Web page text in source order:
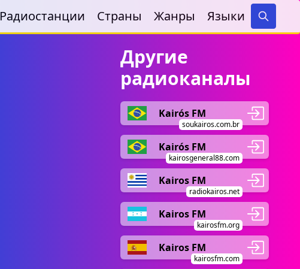
Радиостанции Страны Жанры Языки
Search
Другие
радиоканалы
Kairós FM
soukairos.com.br
Kairós FM
kairosgeneral88.com
Kairos FM
radiokairos.net
Kairos FM
kairosfm.org
Kairos FM
kairosfm.com